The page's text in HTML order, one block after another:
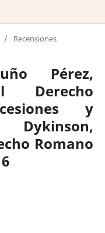
/ Recensiones
Pérez,
Derecho
y
Romano